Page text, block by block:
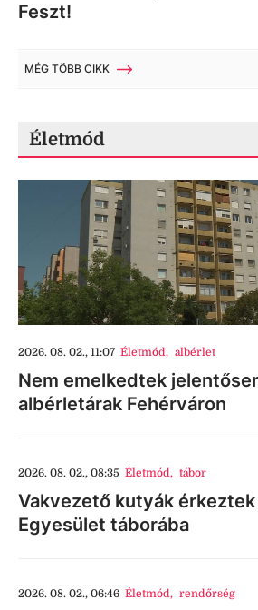
Feszt!
MÉG TÖBB CIKK
Életmód
2026. 08. 02., 11:07 Életmód, albérlet
Nem emelkedtek
albérletárak Fehérváron
2026. 08. 02., 08:35 Életmód, tábor
Vakvezető kutyák érkeztek
Egyesület táborába
2026. 08. 02., 06:46 Életmód, rendőrség